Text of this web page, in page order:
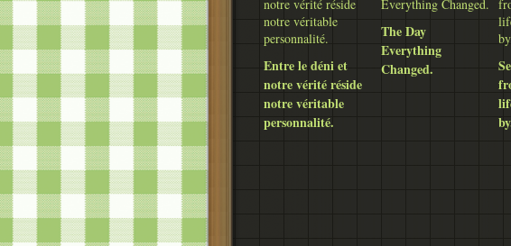
Entre le déni et
notre vérité réside
notre véritable
personnalité.
The Day
Everything
Changed.